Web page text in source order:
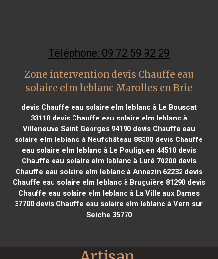
Téléphone: 09 72 59 92 29
Zone intervention devis Chauffe eau
solaire elm leblanc Marolles en Brie
devis Chauffe eau solaire elm leblanc à Le Bouscat
33110devis Chauffe eau solaire elm leblanc à
Villeneuve Saint Georges 94190devis Chauffe eau
solaire elm leblanc à Neufchâteau 88300 devis Chauffe
eau solaire elm leblanc à Le Pouliguen 44510devis
Chauffe eau solaire elm leblanc à Luré 70200devis
Chauffe eau solaire elm leblanc à Annezin 62232devis
Chauffe eau solaire elm leblanc à Bruguière 81290devis
Chauffe eau solaire elm leblanc à La Ville aux Dames
37700 devis Chauffe eau solaire elm leblanc à Vern sur
Seiche 35770